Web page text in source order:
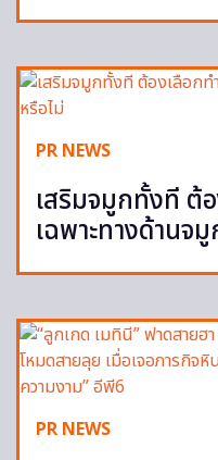
PR NEWS
เสริมจมูกทั้งที ต้
เฉพาะทางด้านจ
PR NEWS